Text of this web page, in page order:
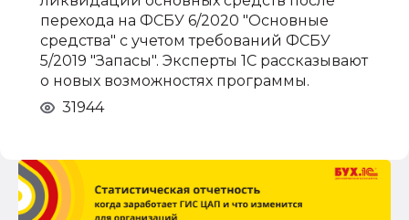
перехода на ФСБУ 6/2020 "Основные
средства" с учетом требований ФСБУ
5/2019 "Запасы". Эксперты 1С рассказывают
о новых возможностях программы.
31944